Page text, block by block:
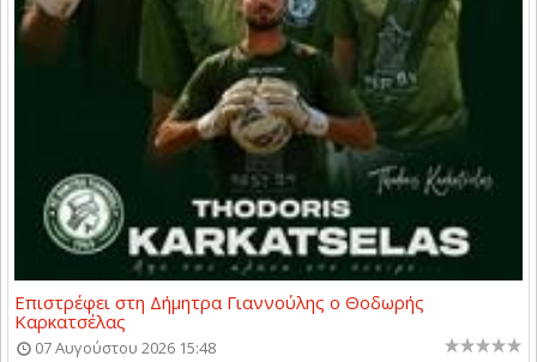
Επιστρέφει στη Δήμητρα Γιαννούλης ο Θοδωρής
Καρκατσέλας
07 Αυγούστου 2026 15:48